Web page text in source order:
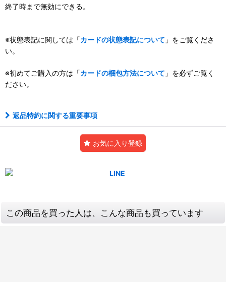
終了時まで無効にできる。
※状態表記に関しては「カードの状態表記について 」をご覧くださ
い。
※初めてご購入の方は「カードの梱包方法について 」を必ずご覧く
ださい。
返品特約に関する重要事項
お気に入り登録
この商品を買った人は、こんな商品も買っています